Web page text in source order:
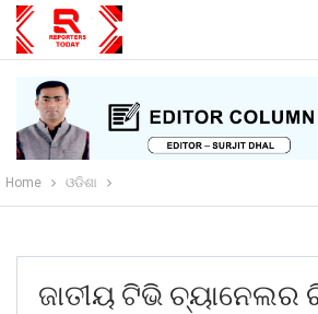
Home ଓଡିଶା
ଜାତୀୟ ଟିଭି